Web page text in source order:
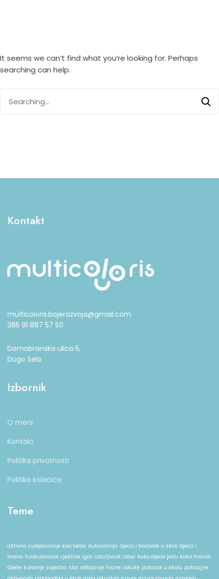
It seems we can’t find what you’re looking for. Perhaps
searching can help.
for:
Kontakt
multicoloris.bojerazvoja@gmail.com
385 91 887 57 50
Domobranska ulica 5,
Dugo Selo
Izbornik
O meni
Kontakt
Politika privatnosti
Politika kolačića
Teme
aktivno sudjelovanje kod beba autonomija djeca i boravak u školi djeca i
hrana funkcionalne vještine igra izbirljivost izbor kako djeca jedu kako hraniti
dijete kuhanje zajedno nbo odbijanje hrane odluke polazak u školu poticajne